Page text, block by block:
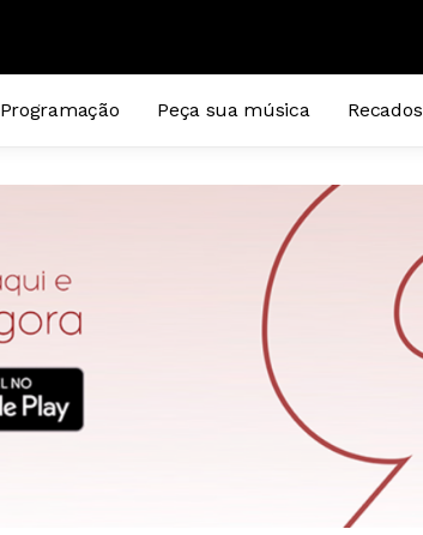
Programação Peça sua música Recados